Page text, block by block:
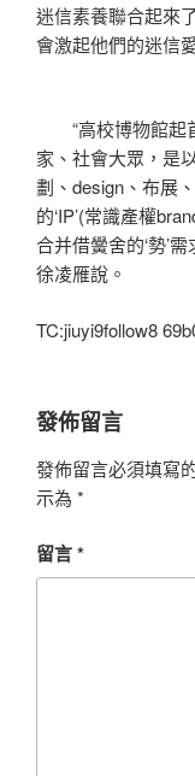
迷信素養聯合起來
會激起他們的迷信
“高校博物館起
家、社會大眾，是
劃、design、布展
的‘IP’(常識產權
合并借黌舍的‘勢’
徐凌雁說。
TC:jiuyi9follow8
發佈留言
發佈留言必須填寫
示為 *
留言*